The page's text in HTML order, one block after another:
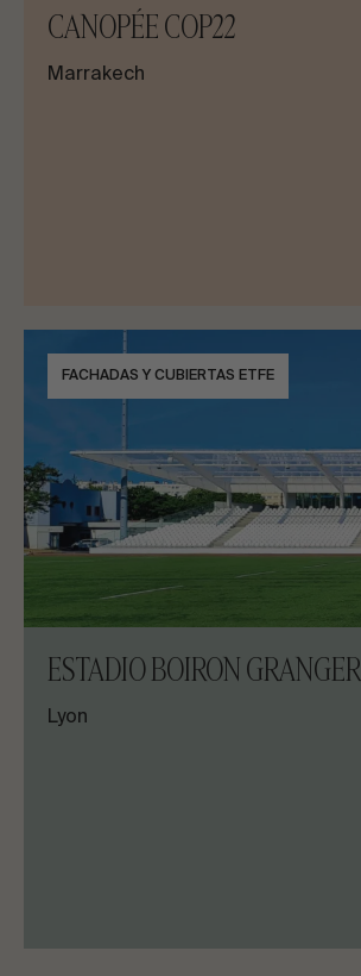
CANOPÉE COP22
Marrakech
FACHADAS Y CUBIERTAS ETFE
ESTADIO BOIRON GRANGER
Lyon